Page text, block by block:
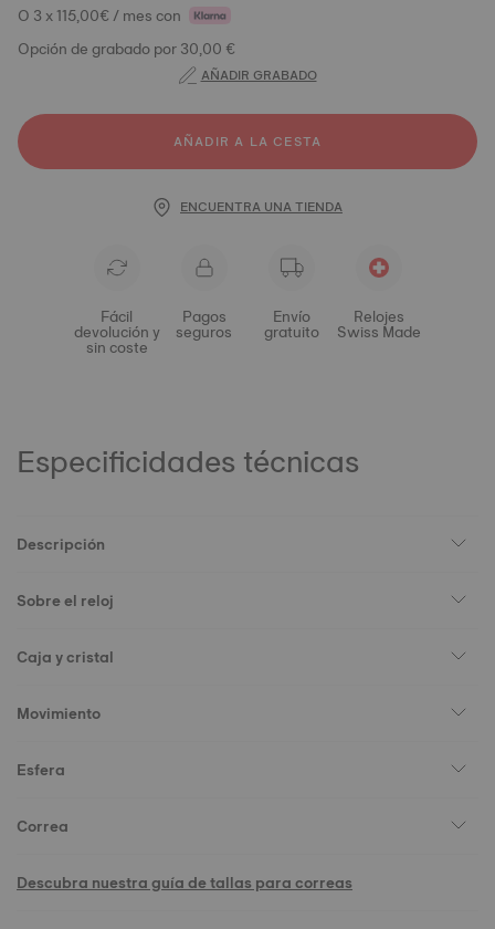
O 3 x 115,00€ / mes con
Opción de grabado por 30,00 €
AÑADIR GRABADO
AÑADIR A LA CESTA
ENCUENTRA UNA TIENDA
Fácil
devolución y
sin coste
Pagos
seguros
Envío
gratuito
Relojes
Swiss Made
Especificidades técnicas
Descripción
Sobre el reloj
Caja y cristal
Movimiento
Esfera
Correa
Descubra nuestra guía de tallas para correas